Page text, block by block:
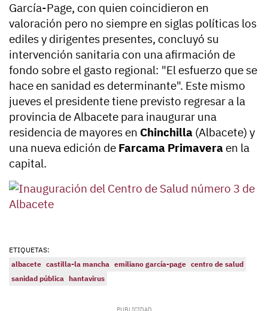
García-Page, con quien coincidieron en
valoración pero no siempre en siglas políticas los
ediles y dirigentes presentes, concluyó su
intervención sanitaria con una afirmación de
fondo sobre el gasto regional: "El esfuerzo que se
hace en sanidad es determinante". Este mismo
jueves el presidente tiene previsto regresar a la
provincia de Albacete para inaugurar una
residencia de mayores en Chinchilla (Albacete) y
una nueva edición de Farcama Primavera en la
capital.
ETIQUETAS:
albacete castilla-la mancha emiliano garcía-page centro de salud
sanidad pública hantavirus